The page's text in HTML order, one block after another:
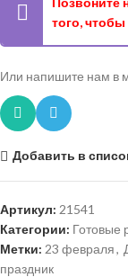
того,
Или напишите нам в
Добавить в
Артикул: 21541
Категории: Готовые
Метки: 23 февраля,
праздник